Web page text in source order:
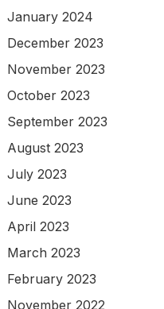
January 2024
December 2023
November 2023
October 2023
September 2023
August 2023
July 2023
June 2023
April 2023
March 2023
February 2023
November 2022